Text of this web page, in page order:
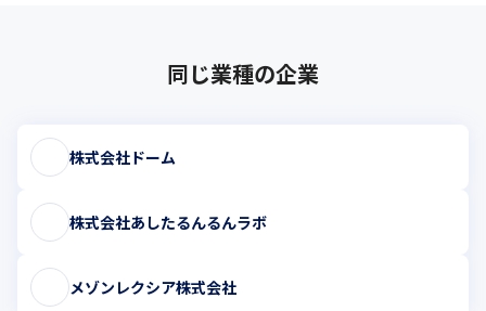
同じ業種の企業
株式会社ドーム
株式会社あしたるんるんラボ
メゾンレクシア株式会社